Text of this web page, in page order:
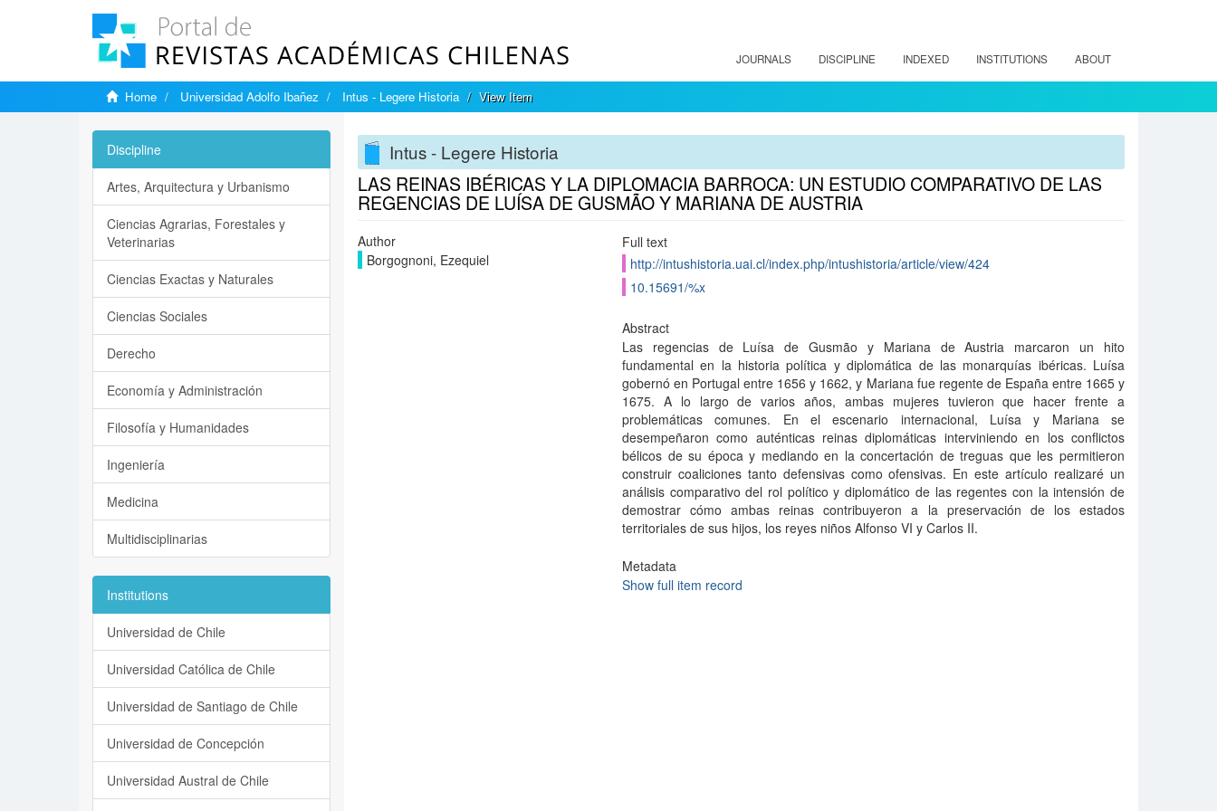
JOURNALS DISCIPLINE INDEXED INSTITUTIONS ABOUT
Home Universidad Adolfo Ibañez Intus - Legere Historia View Item
Intus - Legere Historia
LAS REINAS IBÉRICAS Y LA DIPLOMACIA BARROCA: UN ESTUDIO COMPARATIVO DE LAS
REGENCIAS DE LUÍSA DE GUSMÃO Y MARIANA DE AUSTRIA
Author
Borgognoni, Ezequiel
Full text
http://intushistoria.uai.cl/index.php/intushistoria/article/view/424
10.15691/%x
Abstract
Las regencias de Luísa de Gusmão y Mariana de Austria marcaron un hito
fundamental en la historia política y diplomática de las monarquías ibéricas. Luísa
gobernó en Portugal entre 1656 y 1662, y Mariana fue regente de España entre 1665 y
1675. A lo largo de varios años, ambas mujeres tuvieron que hacer frente a
problemáticas comunes. En el escenario internacional, Luísa y Mariana se
desempeñaron como auténticas reinas diplomáticas interviniendo en los conflictos
bélicos de su época y mediando en la concertación de treguas que les permitieron
construir coaliciones tanto defensivas como ofensivas. En este artículo realizaré un
análisis comparativo del rol político y diplomático de las regentes con la intensión de
demostrar cómo ambas reinas contribuyeron a la preservación de los estados
territoriales de sus hijos, los reyes niños Alfonso VI y Carlos II.
Metadata
Show full item record
Discipline
Artes, Arquitectura y Urbanismo
Ciencias Agrarias, Forestales y
Veterinarias
Ciencias Exactas y Naturales
Ciencias Sociales
Derecho
Economía y Administración
Filosofía y Humanidades
Ingeniería
Medicina
Multidisciplinarias
Institutions
Universidad de Chile
Universidad Católica de Chile
Universidad de Santiago de Chile
Universidad de Concepción
Universidad Austral de Chile